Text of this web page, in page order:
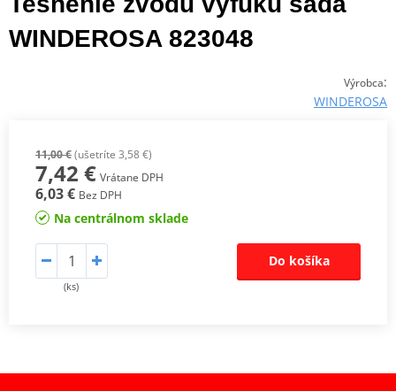
WINDEROSA 823048
Výrobca:
WINDEROSA
11,00 €(ušetríte 3,58 €)
7,42 € Vrátane DPH
6,03 € Bez DPH
Na centrálnom sklade
(ks)
Do košíka